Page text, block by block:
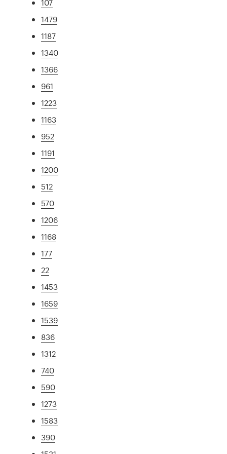
107
1479
1187
1340
1366
961
1223
1163
952
1191
1200
512
570
1206
1168
177
22
1453
1659
1539
836
1312
740
590
1273
1583
390